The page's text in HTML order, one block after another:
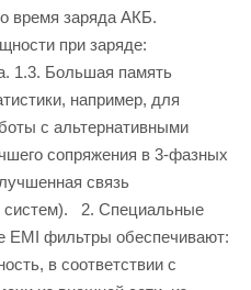
время заряда АКБ.
при заряде:
1.3. Большая память
например, для
с альтернативными
сопряжения в 3-фазных
связь
систем). 2. Специальные
фильтры обеспечивают:
в соответствии с